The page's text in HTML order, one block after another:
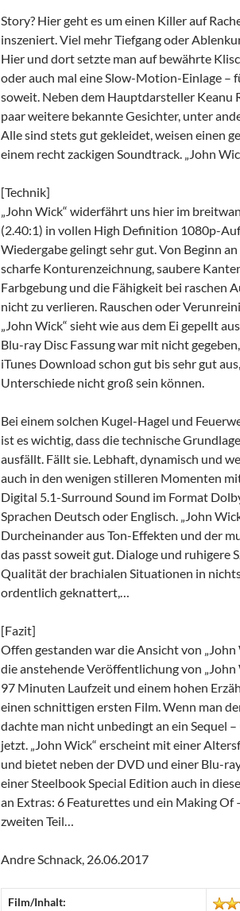
Story? Hier geht es um einen Killer auf
inszeniert. Viel mehr Tiefgang oder
Hier und dort setzte man auf bewährte
oder auch mal eine Slow-Motion-Einlage –
soweit. Neben dem Hauptdarsteller Keanu
paar weitere bekannte Gesichter, unter
Alle sind stets gut gekleidet, weisen einen
einem recht zackigen Soundtrack. „John
[Technik]
„John Wick“ widerfährt uns hier im
(2.40:1) in vollen High Definition 1080p-
Wiedergabe gelingt sehr gut. Von Beginn
scharfe Konturenzeichnung, saubere
Farbgebung und die Fähigkeit bei raschen
nicht zu verlieren. Rauschen oder
„John Wick“ sieht wie aus dem Ei gepellt
Blu-ray Disc Fassung war mit nicht
iTunes Download schon gut bis sehr gut
Unterschiede nicht groß sein können.
Bei einem solchen Kugel-Hagel und
ist es wichtig, dass die technische
ausfällt. Fällt sie. Lebhaft, dynamisch und
auch in den wenigen stilleren Momenten
Digital 5.1-Surround Sound im Format
Sprachen Deutsch oder Englisch. „John
Durcheinander aus Ton-Effekten und der
das passt soweit gut. Dialoge und ruhigere
Qualität der brachialen Situationen in
ordentlich geknattert,…
[Fazit]
Offen gestanden war die Ansicht von
die anstehende Veröffentlichung von
97 Minuten Laufzeit und einem hohen
einen schnittigen ersten Film. Wenn man
dachte man nicht unbedingt an ein Sequel
jetzt. „John Wick“ erscheint mit einer
und bietet neben der DVD und einer Blu-
einer Steelbook Special Edition auch in
an Extras: 6 Featurettes und ein Making Of
zweiten Teil…
Andre Schnack, 26.06.2017
Film/Inhalt: